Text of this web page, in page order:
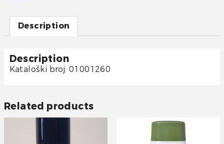
Description
Description
Kataloški broj: 01001260
Related products